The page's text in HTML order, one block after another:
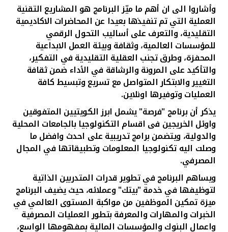
وأشاروا الى ان أهم ما ميّز البرنامج هو المشاريع التقنية
العملية التي تم تنفيذها بعيدا عن المحاضرات الاكاديمية
التقليدية، والتعرف على أساليب التحول الرقمي
للمؤسسات العالمية، وثقافة وبيئة العمل الابداعية
المحفزة، وطرق تجنب العقلية التقليدية في التفكير،
والتأكيد على المرونة والرشاقة في الأداء ضمن ثقافة
التغيير والابتكار المتواصل مع تسريع وتبسيط كافة
العمليات وتوفيرها اونلاين.
يذكر أن برنامج "فرصة" يشمل ابرز الكويتيين المتفوقين
واوئل الخريجين فى اقسام التكنولوجيا بالجامعات المحلية
والدولية، ويتضمنبرامج تدريبية على احدث وافضل ما
وصلت اليه تكنولوجيا المعلومات وتطبيقاتها في المجال
المصرفي.
ويساهم البرنامج في تطوير قدرات المتدربين الذاتية
لتوظيفها في خدمة "بيتك" وعملائه، حيث يضيف البرنامج
ميزة تمكين الموظفين من مواكبة المستوى العالمي في
الخبرات والمهارات والمعرفة بتطور العمليات المصرفية
واعمال البنوك والمؤسسات المالية بمفهومها الواسع،